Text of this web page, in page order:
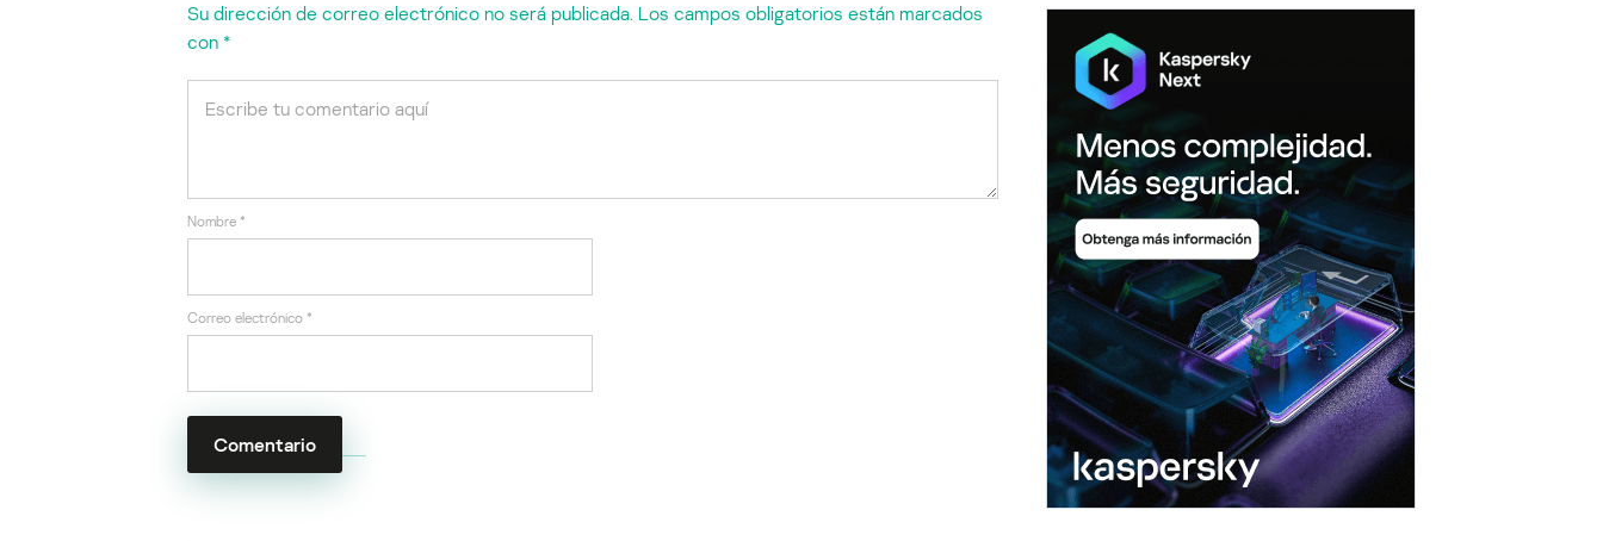
Su dirección de correo electrónico no será publicada. Los campos obligatorios están marcados
con *
Nombre *
Correo electrónico *